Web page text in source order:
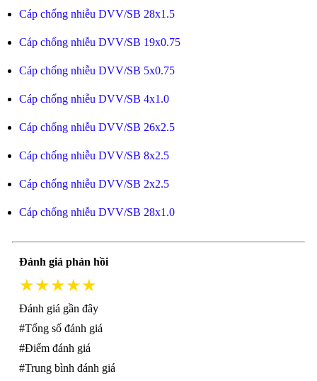
Cáp chống nhiễu DVV/SB 28x1.5
Cáp chống nhiễu DVV/SB 19x0.75
Cáp chống nhiễu DVV/SB 5x0.75
Cáp chống nhiễu DVV/SB 4x1.0
Cáp chống nhiễu DVV/SB 26x2.5
Cáp chống nhiễu DVV/SB 8x2.5
Cáp chống nhiễu DVV/SB 2x2.5
Cáp chống nhiễu DVV/SB 28x1.0
Đánh giá phản hồi
★★★★★
Đánh giá gần đây
#Tổng số đánh giá
#Điểm đánh giá
#Trung bình đánh giá